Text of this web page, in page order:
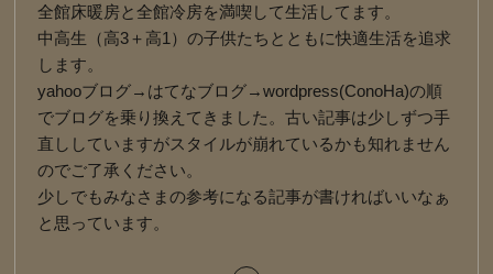
全館床暖房と全館冷房を満喫して生活してます。
中高生（高3＋高1）の子供たちとともに快適生活を追求
します。
yahooブログ→はてなブログ→wordpress(ConoHa)の順
でブログを乗り換えてきました。古い記事は少しずつ手
直ししていますがスタイルが崩れているかも知れません
のでご了承ください。
少しでもみなさまの参考になる記事が書ければいいなぁ
と思っています。